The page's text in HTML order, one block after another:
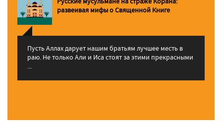
pазвеивая мифы о Священной Книге
Пусть Аллах дарует нашим братьям лучшее месть в
раю. Не только Али и Иса стоят за этими прекрасными